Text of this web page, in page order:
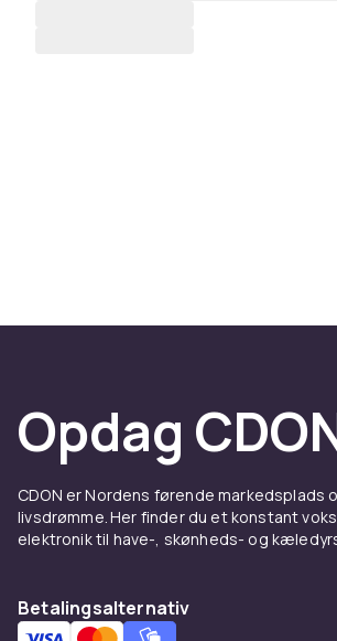
Opdag
CDON er Nordens førende
livsdrømme. Her finder du et konstant
elektronik til have-, skønheds- og
Betalingsalternativ